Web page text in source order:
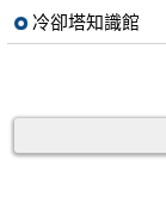
冷卻塔知識館